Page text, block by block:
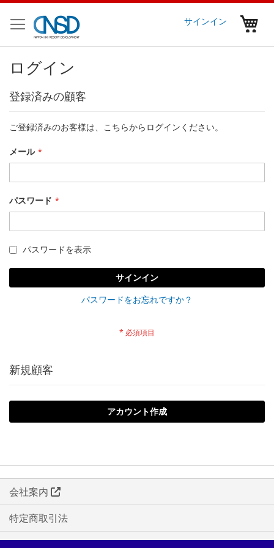
ン
テ
ン
に
キ
サインイン
ログイン
登録済みの顧客
ご登録済みのお客様は、こちらからログインください。
メール
パスワード
パスワードを表示
サインイン
パスワードをお忘れですか？
新規顧客
アカウント作成
会社案内
特定商取引法
利用規約